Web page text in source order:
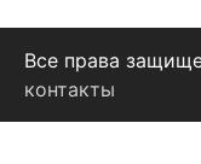
Все права
контакты